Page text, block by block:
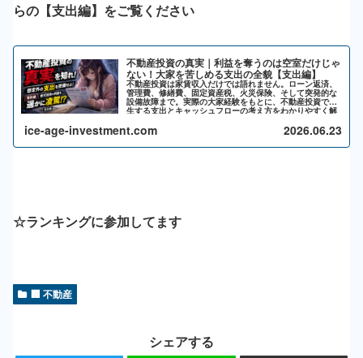
らの【支出編】をご覧ください
不動産投資の真実｜利益を奪うのは空室だけじゃ
ない！大家を苦しめる支出の全貌【支出編】
不動産投資は家賃収入だけでは語れません。ローン返済、
管理費、修繕費、固定資産税、火災保険、そして突発的な
設備故障まで。実際の大家経験をもとに、不動産投資で発
生する支出とキャッシュフローの考え方をわかりやすく解
ice-age-investment.com 2026.06.23
☆ランキングに参加してます
🏢 不動産
シェアする